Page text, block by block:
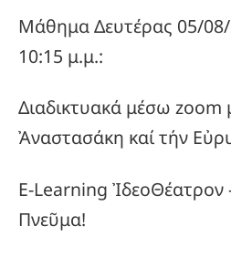
Μάθημα Δευτέρας 05/
10:15 μ.μ.:
Διαδικτυακά μέσω
Ἀναστασάκη καί τήν
E-Learning ἸδεοΘέατρον
Πνεῦμα!